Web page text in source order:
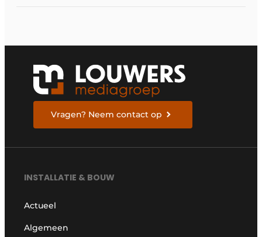
Vragen? Neem contact op
INSTALLATIE & BOUW
Actueel
Algemeen